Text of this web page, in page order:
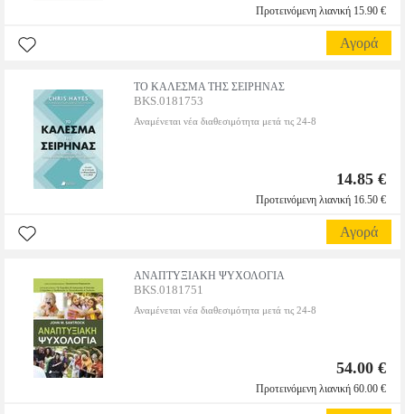
Προτεινόμενη λιανική 15.90 €
Αγορά
ΤΟ ΚΑΛΕΣΜΑ ΤΗΣ ΣΕΙΡΗΝΑΣ
BKS.0181753
Αναμένεται νέα διαθεσιμότητα μετά τις 24-8
14.85 €
Προτεινόμενη λιανική 16.50 €
Αγορά
ΑΝΑΠΤΥΞΙΑΚΗ ΨΥΧΟΛΟΓΙΑ
BKS.0181751
Αναμένεται νέα διαθεσιμότητα μετά τις 24-8
54.00 €
Προτεινόμενη λιανική 60.00 €